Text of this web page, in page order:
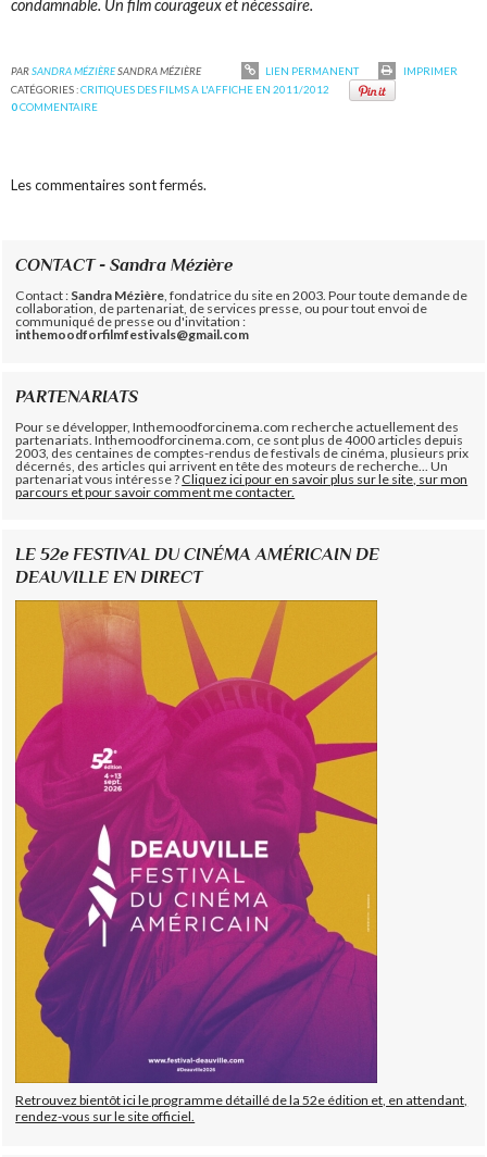
condamnable. Un film courageux et nécessaire.
PARSANDRA MÉZIÈRESANDRA MÉZIÈRE LIEN PERMANENT
IMPRIMER
CATÉGORIES :CRITIQUES DES FILMS A L'AFFICHE EN 2011/2012
0COMMENTAIRE
Les commentaires sont fermés.
CONTACT - Sandra Mézière
Contact : Sandra Mézière , fondatrice du site en 2003. Pour toute demande de
collaboration, de partenariat, de services presse, ou pour tout envoi de
communiqué de presse ou d'invitation :
inthemoodforfilmfestivals@gmail.com
PARTENARIATS
Pour se développer, Inthemoodforcinema.com recherche actuellement des
partenariats. Inthemoodforcinema.com, ce sont plus de 4000 articles depuis
2003, des centaines de comptes-rendus de festivals de cinéma, plusieurs prix
décernés, des articles qui arrivent en tête des moteurs de recherche... Un
partenariat vous intéresse ?Cliquez ici pour en savoir plus sur le site, sur mon
parcours et pour savoir comment me contacter.
LE 52e FESTIVAL DU CINÉMA AMÉRICAIN DE
DEAUVILLE EN DIRECT
Retrouvez bientôt ici le programme détaillé de la 52e édition et, en attendant,
rendez-vous sur le site officiel.